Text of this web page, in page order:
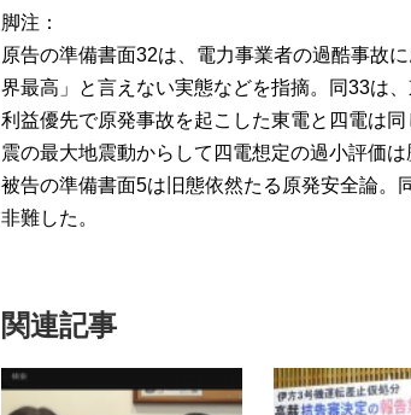
脚注：
原告の準備書面32は、電力事業者の過酷事故
界最高」と言えない実態などを指摘。同33は
利益優先で原発事故を起こした東電と四電は
震の最大地震動からして四電想定の過小評価は
被告の準備書面5は旧態依然たる原発安全論。
非難した。
関連記事